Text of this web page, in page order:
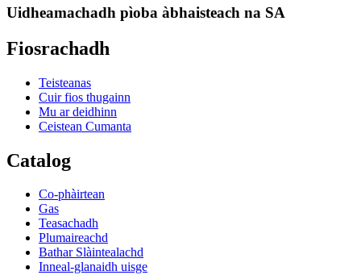
Uidheamachadh pìoba àbhaisteach na SA
Fiosrachadh
Teisteanas
Cuir fios thugainn
Mu ar deidhinn
Ceistean Cumanta
Catalog
Co-phàirtean
Gas
Teasachadh
Plumaireachd
Bathar Slàintealachd
Inneal-glanaidh uisge